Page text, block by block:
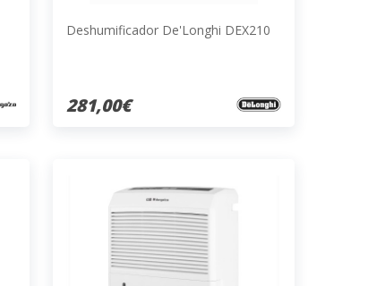
Deshumificador De'Longhi DEX210
281,00€